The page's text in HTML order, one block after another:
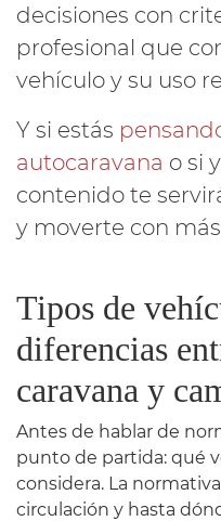
decisiones con
profesional que
vehículo y su uso
Y si estás
autocaravana o si
contenido te
y moverte con
Tipos de
diferencias
caravana y
Antes de hablar de
punto de partida: qué
considera. La
circulación y hasta